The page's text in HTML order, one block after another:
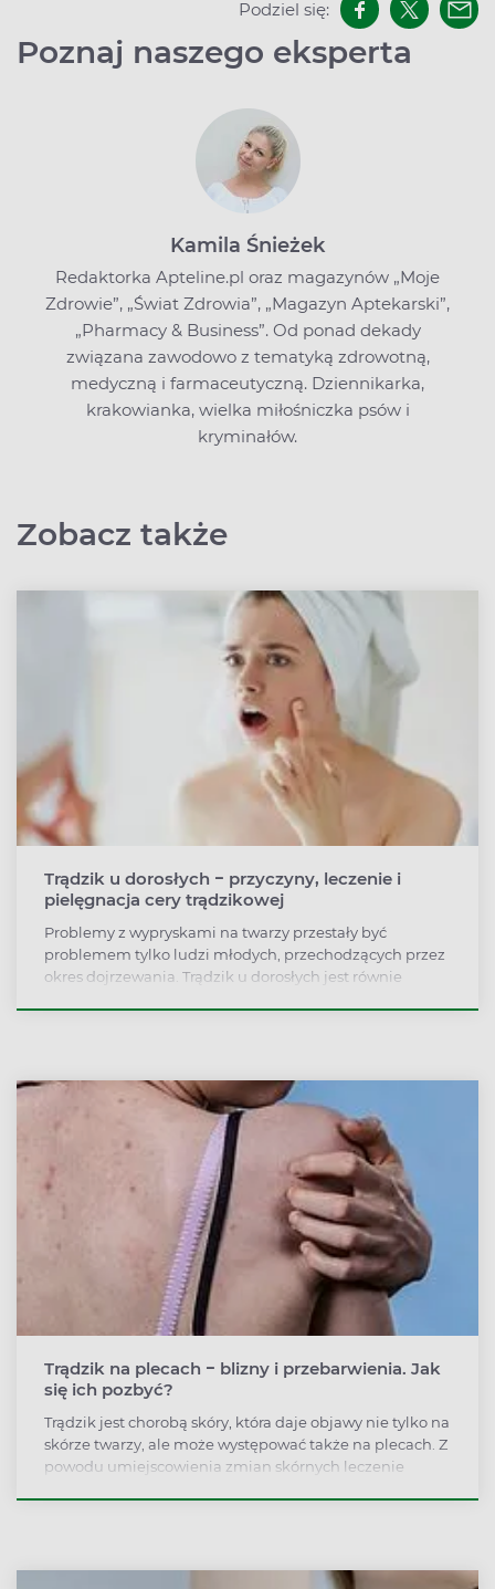
Podziel się:
Poznaj naszego eksperta
Kamila Śnieżek
Redaktorka Apteline.pl oraz magazynów „Moje
Zdrowie”, „Świat Zdrowia”, „Magazyn Aptekarski”,
„Pharmacy & Business”. Od ponad dekady
związana zawodowo z tematyką zdrowotną,
medyczną i farmaceutyczną. Dziennikarka,
krakowianka, wielka miłośniczka psów i
kryminałów.
Zobacz także
Trądzik u dorosłych − przyczyny, leczenie i
pielęgnacja cery trądzikowej
Problemy z wypryskami na twarzy przestały być
problemem tylko ludzi młodych, przechodzących przez
okres dojrzewania. Trądzik u dorosłych jest równie
Trądzik na plecach − blizny i przebarwienia. Jak
się ich pozbyć?
Trądzik jest chorobą skóry, która daje objawy nie tylko na
skórze twarzy, ale może występować także na plecach. Z
powodu umiejscowienia zmian skórnych leczenie